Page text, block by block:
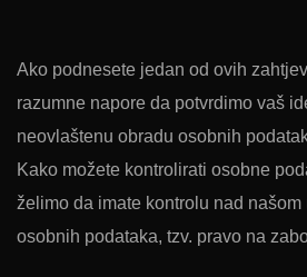
Ako podnesete jedan od ovih
razumne napore da potvrdimo vaš
neovlaštenu obradu osobnih
Kako možete kontrolirati osobne
želimo da imate kontrolu nad našom
osobnih podataka, tzv. pravo na